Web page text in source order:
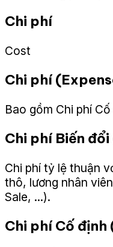
Chi phí
Cost
Chi phí
Bao gồm Chi phí
Chi phí Biến
Chi phí tỷ lệ thuận
thô, lương nhân
Sale, ...).
Chi phí Cố